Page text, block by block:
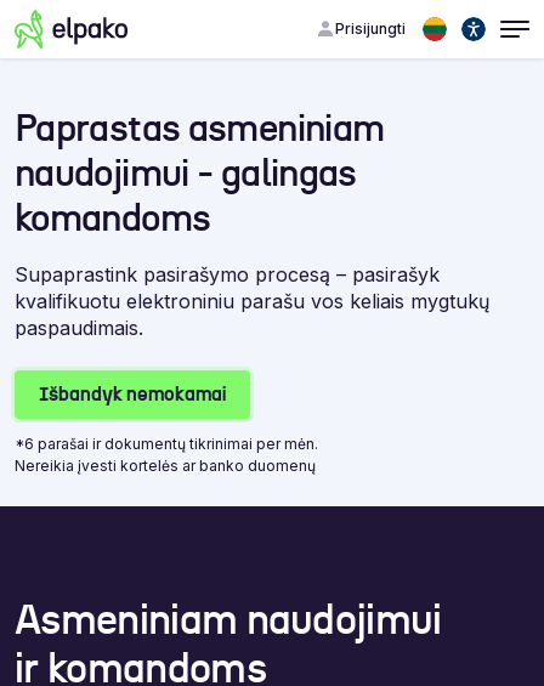
Prisijungti
Paprastas asmeniniam
naudojimui - galingas
komandoms
Supaprastink pasirašymo procesą – pasirašyk
kvalifikuotu elektroniniu parašu vos keliais mygtukų
paspaudimais.
Išbandyk nemokamai
*6 parašai ir dokumentų tikrinimai per mėn.
Nereikia įvesti kortelės ar banko duomenų
Asmeniniam naudojimui
ir komandoms